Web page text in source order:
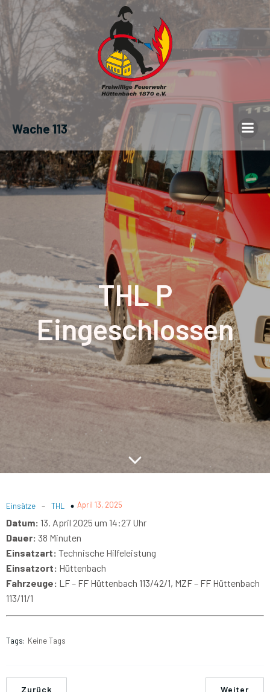
Wache 113
THL P
Eingeschlossen
Einsätze - THL April 13, 2025
Datum: 13. April 2025 um 14:27 Uhr
Dauer: 38 Minuten
Einsatzart: Technische Hilfeleistung
Einsatzort: Hüttenbach
Fahrzeuge: LF – FF Hüttenbach 113/42/1, MZF – FF Hüttenbach
113/11/1
Tags: Keine Tags
Zurück Weiter